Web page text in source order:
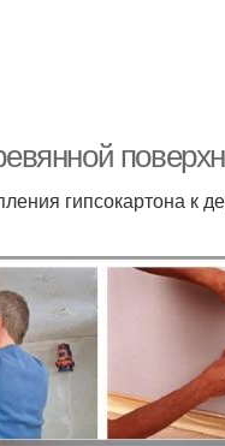
гипсокартона к